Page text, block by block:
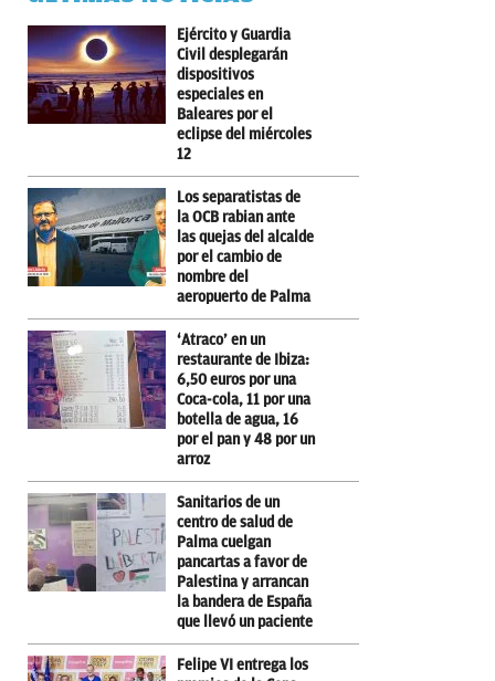
Ejército y Guardia
Civil desplegarán
dispositivos
especiales en
Baleares por el
eclipse del miércoles
12
Los separatistas de
la OCB rabian ante
las quejas del alcalde
por el cambio de
nombre del
aeropuerto de Palma
‘Atraco’ en un
restaurante de Ibiza:
6,50 euros por una
Coca-cola, 11 por una
botella de agua, 16
por el pan y 48 por un
arroz
Sanitarios de un
centro de salud de
Palma cuelgan
pancartas a favor de
Palestina y arrancan
la bandera de España
que llevó un paciente
Felipe VI entrega los